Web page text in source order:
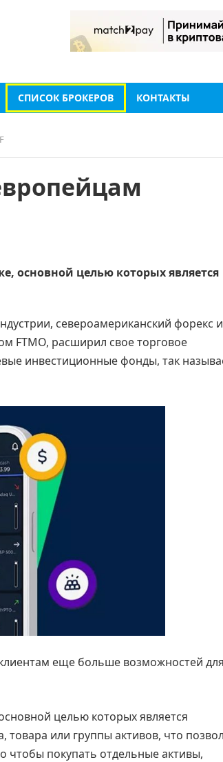
СПИСОК БРОКЕРОВ КОНТАКТЫ
основной целью которых является
североамериканский форекс и
FTMO, расширил свое торговое
инвестиционные фонды, так
еще больше возможностей
целью которых является
товара или группы активов, что
чтобы покупать отдельные активы,